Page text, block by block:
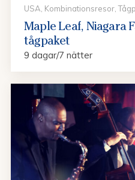
USA, Kombinationsresor,
Maple Leaf, Niagara
tågpaket
9 dagar/7 nätter